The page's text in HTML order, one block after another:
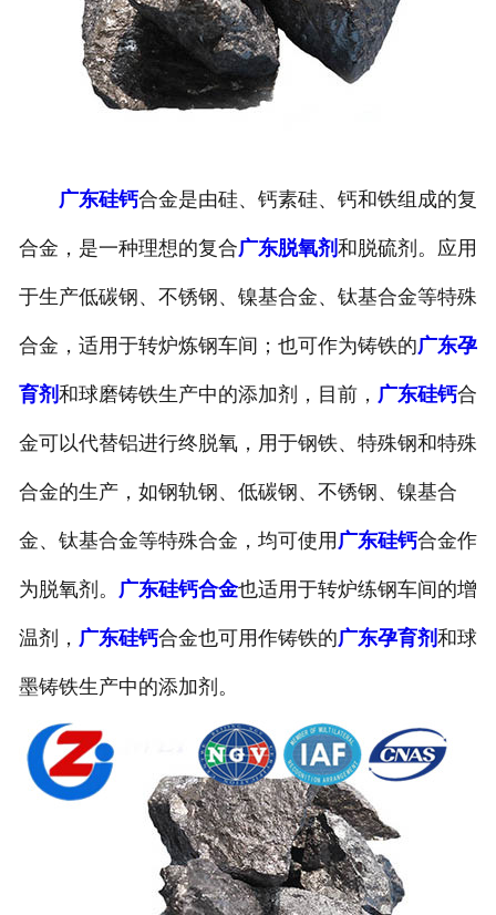
广东硅钙合金是由硅、钙素硅、钙和铁组成的复
合金，是一种理想的复合广东脱氧剂和脱硫剂。应用
于生产低碳钢、不锈钢、镍基合金、钛基合金等特殊
合金，适用于转炉炼钢车间；也可作为铸铁的广东孕
育剂和球磨铸铁生产中的添加剂，目前， 广东硅钙合
金可以代替铝进行终脱氧，用于钢铁、特殊钢和特殊
合金的生产，如钢轨钢、低碳钢、不锈钢、镍基合
金、钛基合金等特殊合金，均可使用 广东硅钙合金作
为脱氧剂。 广东硅钙合金也适用于转炉练钢车间的增
温剂， 广东硅钙合金也可用作铸铁的广东孕育剂和球
墨铸铁生产中的添加剂。